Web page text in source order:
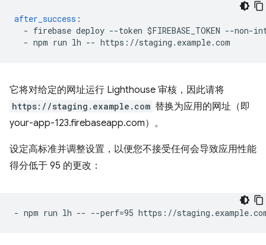
after_success :
- firebase deploy --token $FIREBASE_TOKEN --non-
- npm run lh -- https://staging.example.com
它将对给定的网址运行 Lighthouse 审核，因此请将
https://staging.example.com 替换为应用的网址（即
your-app-123.firebaseapp.com）。
设定高标准并调整设置，以便您不接受任何会导致应用性能
得分低于 95 的更改：
- npm run lh -- --perf=95 https://